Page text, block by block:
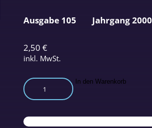
2,50 €
inkl. MwSt.
Physikalischer
Quark
In den Warenkorb
Ausgabe 105 Jahrgang 2000